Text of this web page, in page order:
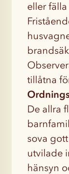
eller
tillåtna
De allra
sova
utvilade
hänsyn